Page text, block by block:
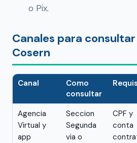
o Pix.
Canales para
Cosern
Canal
Como
consultar
Agencia
Virtual y
app
Seccion
Segunda
via o
CPF y
conta